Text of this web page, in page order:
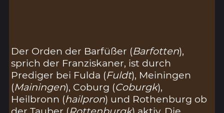
Der Orden der Barfüßer (Barfotten),
sprich der Franziskaner, ist durch
Prediger bei Fulda (Fuldt), Meiningen
(Mainingen), Coburg (Coburgk),
Heilbronn (hailpron) und Rothenburg ob